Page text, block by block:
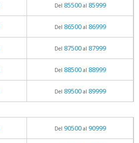
Del 85500al 85999
Del 86500al 86999
Del 87500al 87999
Del 88500al 88999
Del 89500al 89999
Del 90500al 90999